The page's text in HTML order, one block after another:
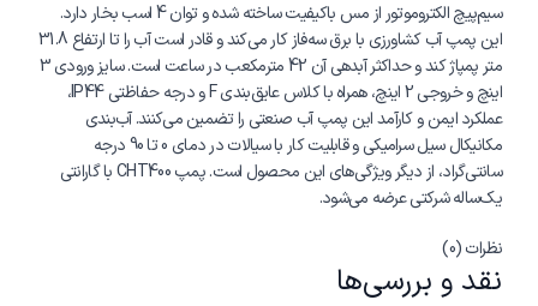
سیم‌پیچ الکتروموتور از مس باکیفیت ساخته شده و توان 4 اسب بخار دارد.
این پمپ آب کشاورزی با برق سه‌فاز کار می‌کند و قادر است آب را تا ارتفاع 31.8
متر پمپاژ کند و حداکثر آبدهی آن 42 مترمکعب در ساعت است. سایز ورودی 3
اینچ و خروجی 2 اینچ، همراه با کلاس عایق‌بندی F و درجه حفاظتی IP44،
عملکرد ایمن و کارآمد این پمپ آب صنعتی را تضمین می‌کنند. آب‌بندی
مکانیکال سیل سرامیکی و قابلیت کار با سیالات در دمای 0 تا 90 درجه
سانتی‌گراد، از دیگر ویژگی‌های این محصول است. پمپ CHT400 با گارانتی
یک‌ساله شرکتی عرضه می‌شود.
نظرات (0)
نقد و بررسی‌ها